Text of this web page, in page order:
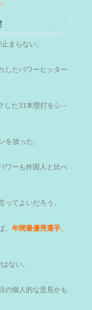
まらない。
したパワーヒッター
した31本塁打をシ－
を放った。
ワーも外国人と比べ
ってよいだろう。
年間最優秀選手、
ない。
の個人的な意見かも